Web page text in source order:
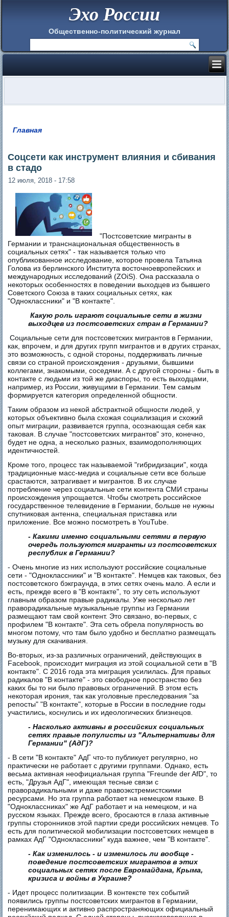
Эхо России
Общественно-политический журнал
Главная
Соцсети как инструмент влияния и сбивания
в стадо
12 июля, 2018 - 17:58
"Постсоветские мигранты в
Германии и транснациональная общественность в
социальных сетях" - так называется только что
опубликованное исследование, которое провела Татьяна
Голова из берлинского Института восточноевропейских и
международных исследований (ZOiS). Она рассказала о
некоторых особенностях в поведении выходцев из бывшего
Советского Союза в таких социальных сетях, как
"Одноклассники" и "В контакте".
Какую роль играют социальные сети в жизни
выходцев из постсоветских стран в Германии?
Социальные сети для постсоветских мигрантов в Германии,
как, впрочем, и для других групп мигрантов и в других странах,
это возможность, с одной стороны, поддерживать личные
связи со страной происхождения - друзьями, бывшими
коллегами, знакомыми, соседями. А с другой стороны - быть в
контакте с людьми из той же диаспоры, то есть выходцами,
например, из России, живущими в Германии. Тем самым
формируется категория определенной общности.
Таким образом из некой абстрактной общности людей, у
которых объективно была схожая социализация и схожий
опыт миграции, развивается группа, осознающая себя как
таковая. В случае "постсоветских мигрантов" это, конечно,
будет не одна, а несколько разных, взаимодополняющих
идентичностей.
Кроме того, процесс так называемой "гибридизации", когда
традиционные масс-медиа и социальные сети все больше
срастаются, затрагивает и мигрантов. В их случае
потребление через социальные сети контента СМИ страны
происхождения упрощается. Чтобы смотреть российское
государственное телевидение в Германии, больше не нужны
спутниковая антенна, специальная приставка или
приложение. Все можно посмотреть в YouTube.
- Какими именно социальными сетями в первую
очередь пользуются мигранты из постсоветских
республик в Германии?
- Очень многие из них используют российские социальные
сети - "Одноклассники" и "В контакте". Немцев как таковых, без
постсоветского бэкграунда, в этих сетях очень мало. А если и
есть, прежде всего в "В контакте", то эту сеть используют
главным образом правые радикалы. Уже несколько лет
праворадикальные музыкальные группы из Германии
размещают там свой контент. Это связано, во-первых, с
профилем "В контакте". Эта сеть обрела популярность во
многом потому, что там было удобно и бесплатно размещать
музыку для скачивания.
Во-вторых, из-за различных ограничений, действующих в
Facebook, происходит миграция из этой социальной сети в "В
контакте". С 2016 года эта миграция усилилась. Для правых
радикалов "В контакте" - это свободное пространство без
каких бы то ни было правовых ограничений. В этом есть
некоторая ирония, так как уголовные преследования "за
репосты" "В контакте", которые в России в последние годы
участились, коснулись и их идеологических близнецов.
- Насколько активны в российских социальных
сетях правые популисты из "Альтернативы для
Германии" (АдГ)?
- В сети "В контакте" АдГ что-то публикует регулярно, но
практически не работает с другими группами. Однако, есть
весьма активная неофициальная группа "Freunde der AfD", то
есть, "Друзья АдГ", имеющая тесные связи с
праворадикальными и даже правоэкстремистскими
ресурсами. Но эта группа работает на немецком языке. В
"Одноклассниках" же АдГ работает и на немецком, и на
русском языках. Прежде всего, бросаются в глаза активные
группы сторонников этой партии среди российских немцев. То
есть для политической мобилизации постсоветских немцев в
рамках АдГ "Одноклассники" куда важнее, чем "В контакте".
- Как изменилось - и изменилось ли вообще -
поведение постсоветских мигрантов в этих
социальных сетях после Евромайдана, Крыма,
кризиса и войны в Украине?
- Идет процесс политизации. В контексте тех событий
появились группы постсоветских мигрантов в Германии,
перенимающих и активно распространяющих официальный